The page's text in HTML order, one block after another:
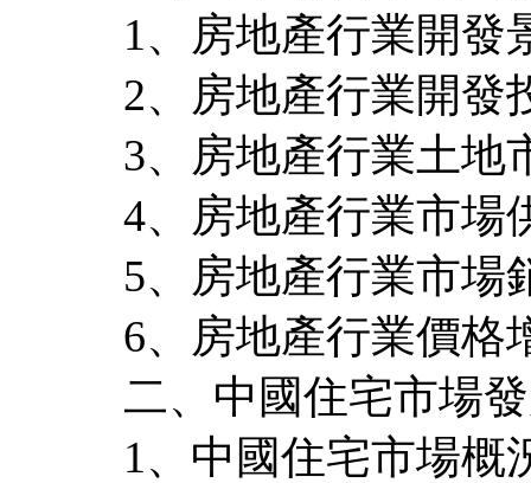
1、房地產行業開發
2、房地產行業開發
3、房地產行業土地
4、房地產行業市場
5、房地產行業市場
6、房地產行業價格
二、中國住宅市場
1、中國住宅市場概